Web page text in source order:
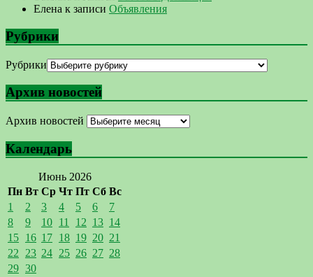
Елена к записи Объявления
Рубрики
Рубрики
Архив новостей
Архив новостей
Календарь
Июнь 2026
Пн Вт Ср Чт Пт Сб Вс
1 2 3 4 5 6
7
8
9 10 11 12 13 14
15 16 17 18 19 20 21
22 23 24 25 26 27 28
29 30